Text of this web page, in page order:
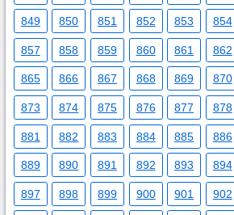
849 850 851 852 853 854
857 858 859 860 861 862
865 866 867 868 869 870
873 874 875 876 877 878
881 882 883 884 885 886
889 890 891 892 893 894
897 898 899 900 901 902